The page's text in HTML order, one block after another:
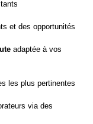
et des opportunités
adaptée à vos
les plus pertinentes
via des